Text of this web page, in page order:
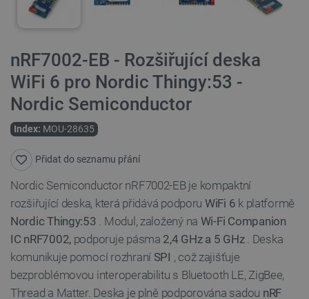
nRF7002-EB - Rozšiřující deska
WiFi 6 pro Nordic Thingy:53 -
Nordic Semiconductor
Index: MOU-28635
Přidat do seznamu přání
Nordic Semiconductor nRF7002-EB je kompaktní
rozšiřující deska, která přidává podporu WiFi 6 k platformě
Nordic Thingy:53 . Modul, založený na Wi-Fi Companion
IC nRF7002, podporuje pásma 2,4 GHz a 5 GHz. Deska
komunikuje pomocí rozhraní SPI , což zajišťuje
bezproblémovou interoperabilitu s Bluetooth LE, ZigBee,
Thread a Matter. Deska je plně podporována sadou nRF